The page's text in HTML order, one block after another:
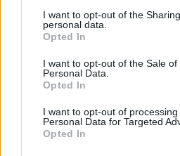
not limited to your visit or usage
grant or deny consent to Google
use your data for below specified
consent section.
I want to opt-out of the
personal data.
Opted In
I want to opt-out of the Sale of
Personal Data.
Opted In
I want to opt-out of processing
Personal Data for Targeted
Opted In